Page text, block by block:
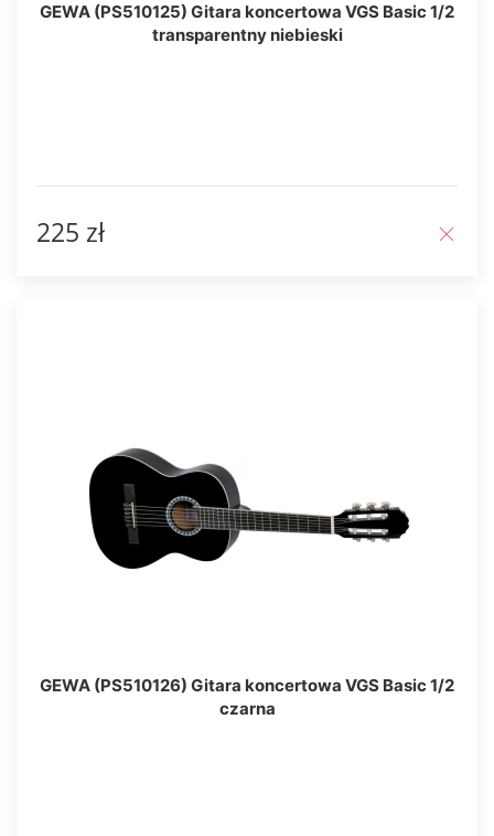
GEWA (PS510125) Gitara koncertowa VGS Basic 1/2
transparentny niebieski
225 zł
GEWA (PS510126) Gitara koncertowa VGS Basic 1/2
czarna